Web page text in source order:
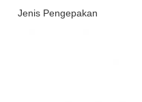
Jenis Pengepakan